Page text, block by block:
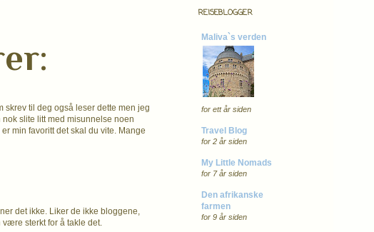
skrev til deg også leser dette men jeg
slite litt med misunnelse noen
min favoritt det skal du vite. Mange
det ikke. Liker de ikke bloggene,
sterkt for å takle det.
REISEBLOGGER
Maliva`s verden
for ett år siden
Travel Blog
for 2 år siden
My Little Nomads
for 7 år siden
Den afrikanske
farmen
for 9 år siden